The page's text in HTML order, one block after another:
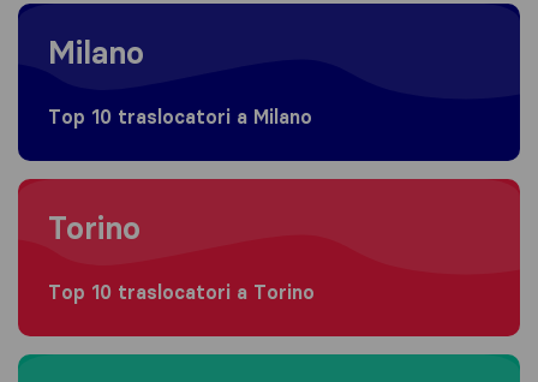
Moving to Milano
Milano
Top 10 traslocatori a Milano
Moving to Torino
Torino
Top 10 traslocatori a Torino
Moving to Napoli